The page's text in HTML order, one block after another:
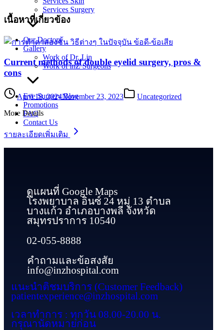
Services Surgery
Our Doctors
Gallery
Work of Dr. Lin
Work of inZ Surgeons
Eye Surgery Blog
Promotions
FAQ
Contact Us
เนื้อหาที่เกี่ยวข้อง
Current methods of double eyelid surgery, pros &
cons
April 18, 2024November 23, 2023
Uncategorized
More Details
รายละเอียดเพิ่มเติม
ดูแผนที่ Google Maps
โรงพยาบาล อินซ์ 24 หมู่ 13 ตำบล
บางแก้ว อำเภอบางพลี จังหวัด
สมุทรปราการ 10540
02-055-8888
คำถามและข้อสงสัย
info@inzhospital.com
แนะนำติชมบริการ (Customer Feedback)
patientexperience@inzhospital.com
เวลาทำการ : ทุกวัน 08.00-20.00 น.
กรุณานัดหมายก่อน